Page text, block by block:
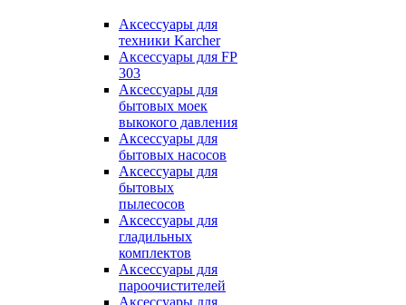
Аксессуары для
техники Karcher
Аксессуары для FP
303
Аксессуары для
бытовых моек
выкокого давления
Аксессуары для
бытовых насосов
Аксессуары для
бытовых
пылесосов
Аксессуары для
гладильных
комплектов
Аксессуары для
пароочистителей
Аксессуары для